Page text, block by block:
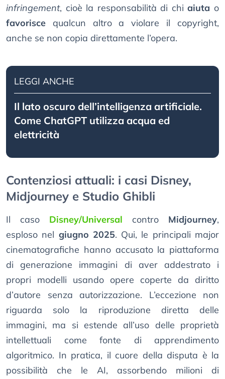
infringement, cioè la responsabilità di chiaiuta o
favorisce qualcun altro a violare il copyright,
anche se non copia direttamente l’opera.
LEGGI ANCHE
Il lato oscuro dell’intelligenza artificiale.
Come ChatGPT utilizza acqua ed
elettricità
Contenziosi attuali: i casi Disney,
Midjourney e Studio Ghibli
Il caso Disney/Universal contro Midjourney,
esploso nel giugno 2025. Qui, le principali major
cinematografiche hanno accusato la piattaforma
di generazione immagini di aver addestrato i
propri modelli usando opere coperte da diritto
d’autore senza autorizzazione. L’eccezione non
riguarda solo la riproduzione diretta delle
immagini, ma si estende all’uso delle proprietà
intellettuali come fonte di apprendimento
algoritmico. In pratica, il cuore della disputa è la
possibilità che le AI, assorbendo milioni di